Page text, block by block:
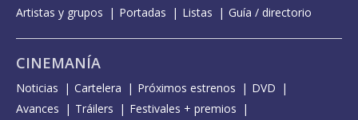
Artistas y grupos
Portadas Listas Guía / directorio
CINEMANÍA
Noticias Cartelera Próximos estrenos
DVD
Avances
Tráilers
Festivales + premios